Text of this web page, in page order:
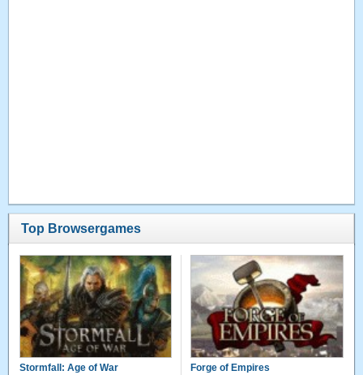
Top Browsergames
Stormfall: Age of War Forge of Empires